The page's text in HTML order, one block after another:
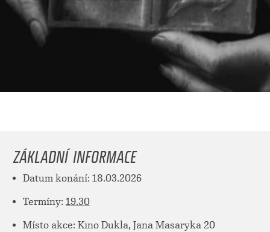
ZÁKLADNÍ INFORMACE
Datum konání: 18.03.2026
Termíny: 19.30
Místo akce: Kino Dukla, Jana Masaryka 20